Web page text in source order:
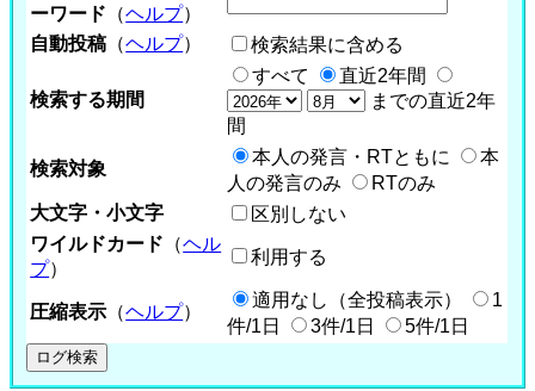
ーワード （ヘルプ）
自動投稿 （ヘルプ） 検索結果に含める
検索する期間
すべて
直近2年間
までの直近2年
間
検索対象
本人の発言・RTともに
本
人の発言のみ
RTのみ
大文字・小文字
区別しない
ワイルドカード （ヘル
プ）
利用する
圧縮表示 （ヘルプ）
適用なし（全投稿表示）
1
件/1日
3件/1日 5件/1日